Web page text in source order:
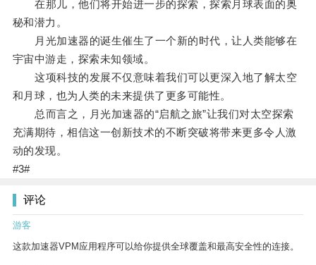
在那儿，他们将开始进一步的探索，探索月球表面的奥
秘和潜力。
月光加速器的诞生催生了一个新的时代，让人类能够在
宇宙中游走，探索未知领域。
这项科技的发展不仅意味着我们可以更深入地了解太空
和月球，也为人类的未来提供了更多可能性。
总而言之，月光加速器的“启航之旅”让我们对太空探索
充满期待，相信这一创新技术的不断突破将带来更多令人激
动的发现。
#3#
评论
游客
这款加速器VPM应用程序可以给你提供全球覆盖和最高安全性的连接。